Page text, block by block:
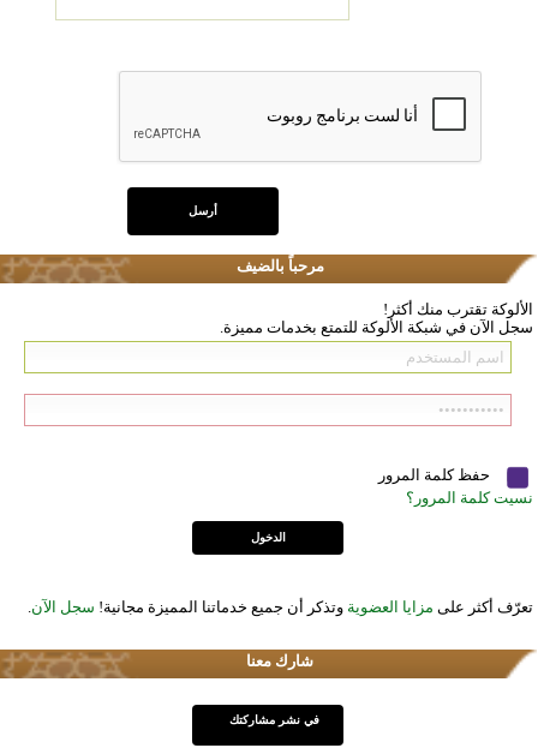
مرحباً بالضيف
الألوكة تقترب منك أكثر!
سجل الآن في شبكة الألوكة للتمتع بخدمات مميزة.
حفظ كلمة المرور
نسيت كلمة المرور؟
تعرّف أكثر على مزايا العضوية وتذكر أن جميع خدماتنا المميزة مجانية! سجل الآن
شارك معنا
في نشر مشاركتك